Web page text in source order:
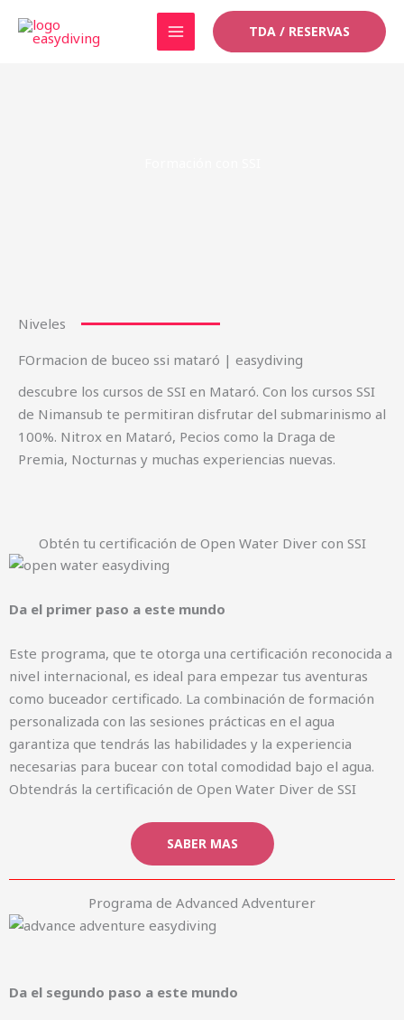
TDA / RESERVAS
Niveles
FOrmacion de buceo ssi mataró | easydiving
descubre los cursos de SSI en Mataró. Con los cursos SSI
de Nimansub te permitiran disfrutar del submarinismo al
100%. Nitrox en Mataró, Pecios como la Draga de
Premia, Nocturnas y muchas experiencias nuevas.
Obtén tu certificación de Open Water Diver con SSI
Da el primer paso a este mundo
Este programa, que te otorga una certificación reconocida a
nivel internacional, es ideal para empezar tus aventuras
como buceador certificado. La combinación de formación
personalizada con las sesiones prácticas en el agua
garantiza que tendrás las habilidades y la experiencia
necesarias para bucear con total comodidad bajo el agua.
Obtendrás la certificación de Open Water Diver de SSI
SABER MAS
Programa de Advanced Adventurer
Da el segundo paso a este mundo